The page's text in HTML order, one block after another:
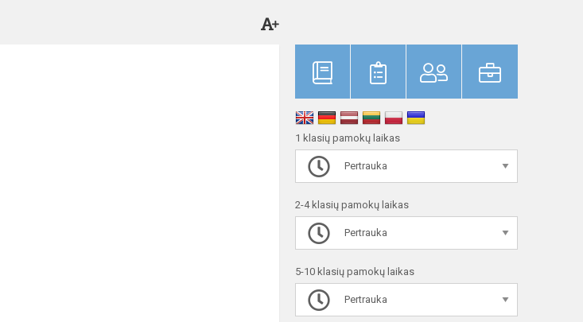
1 klasių pamokų laikas
Pertrauka
2-4 klasių pamokų laikas
Pertrauka
5-10 klasių pamokų laikas
Pertrauka